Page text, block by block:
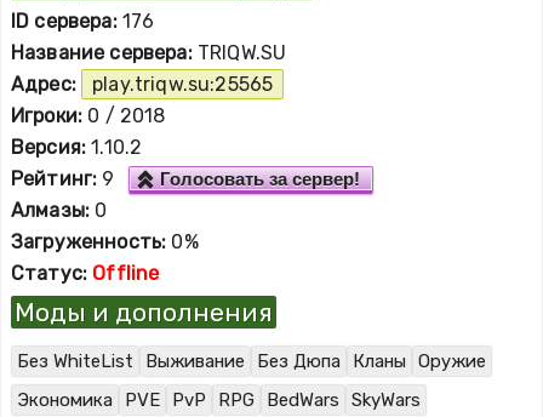
ID сервера:176
Название сервера:TRIQW.SU
Адрес:
play.triqw.su:25565
Игроки: 0 / 2018
Версия: 1.10.2
Рейтинг: 9 Голосовать за сервер!
Алмазы: 0
Загруженность: 0%
Статус: Offline
Моды и дополнения
Без WhiteList Выживание Без Дюпа Кланы Оружие
Экономика
PVE PvP RPG BedWars SkyWars